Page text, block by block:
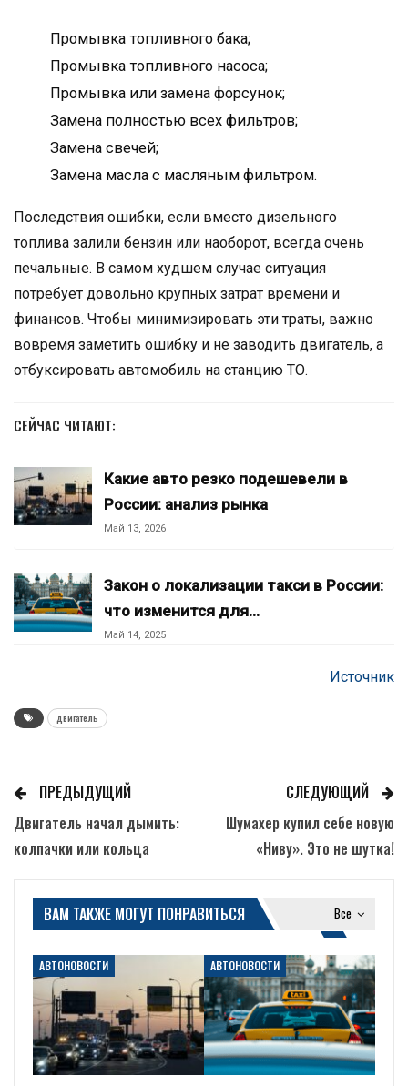
Промывка топливного бака;
Промывка топливного насоса;
Промывка или замена форсунок;
Замена полностью всех фильтров;
Замена свечей;
Замена масла с масляным фильтром.
Последствия ошибки, если вместо дизельного
топлива залили бензин или наоборот, всегда очень
печальные. В самом худшем случае ситуация
потребует довольно крупных затрат времени и
финансов. Чтобы минимизировать эти траты, важно
вовремя заметить ошибку и не заводить двигатель, а
отбуксировать автомобиль на станцию ТО.
СЕЙЧАС ЧИТАЮТ:
Какие авто резко подешевели в
России: анализ рынка
Май 13, 2026
Закон о локализации такси в России:
что изменится для…
Май 14, 2025
Источник
двигатель
ПРЕДЫДУЩИЙ
Двигатель начал дымить:
колпачки или кольца
СЛЕДУЮЩИЙ
Шумахер купил себе новую
«Ниву». Это не шутка!
Все
ВАМ ТАКЖЕ МОГУТ ПОНРАВИТЬСЯ
АВТОНОВОСТИ АВТОНОВОСТИ